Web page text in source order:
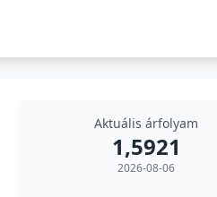
Aktuális árfolyam
1,5921
2026-08-06